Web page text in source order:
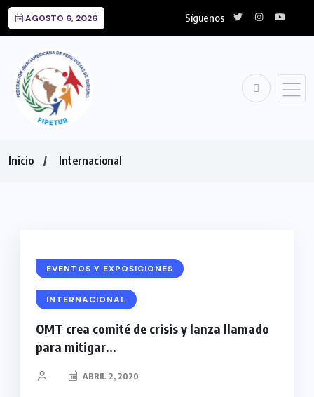
AGOSTO 6, 2026 Síguenos
Inicio Internacional
EVENTOS Y EXPOSICIONES
INTERNACIONAL
OMT crea comité de crisis y lanza llamado
para mitigar...
ABRIL 2, 2020